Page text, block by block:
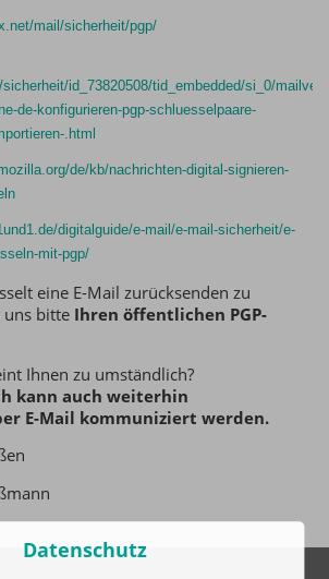
mail/sicherheit/pgp/
id_73820508/tid_embedded/si_0/
de-konfigurieren-pgp-schluesselpaare-
.html
de/kb/nachrichten-digital-signieren-
digitalguide/e-mail/e-mail-sicherheit/e-
mit-pgp/
eine E-Mail zurücksenden zu
uns bitte Ihren öffentlichen PGP-
Ihnen zu umständlich?
kann auch weiterhin
E-Mail kommuniziert werden.
Datenschutz